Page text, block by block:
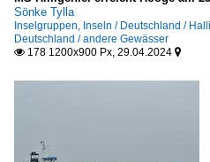
Sönke Tylla
Inselgruppen, Inseln / Deutschland /
Deutschland / andere Gewässer
 178 1200x900 Px, 29.04.2024 